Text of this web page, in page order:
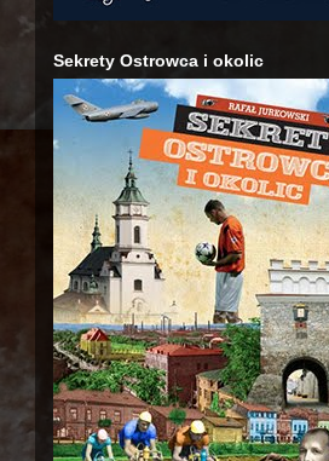
Sekrety Ostrowca i okolic